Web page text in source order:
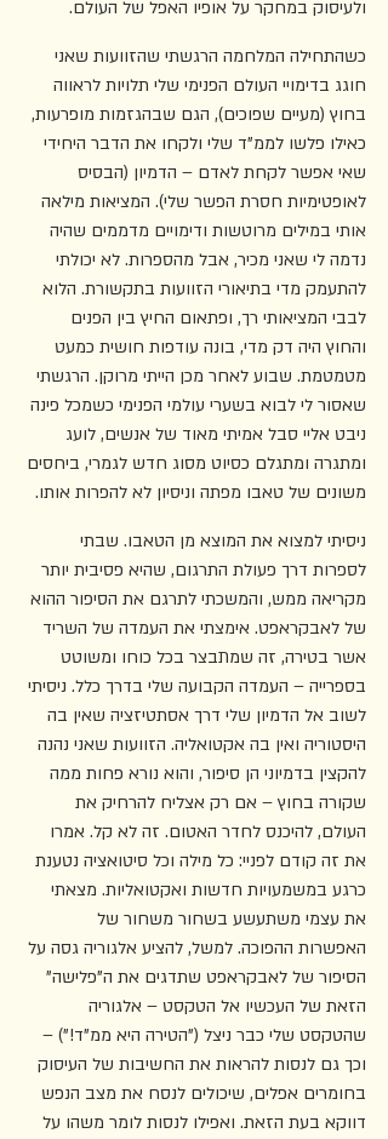
ולעיסוק במחקר על אופיו האפל של העולם.
כשהתחילה המלחמה הרגשתי שהזוועות שאני
חוגג בדימויי העולם הפנימי שלי תלויות לראווה
בחוץ (מעיים שפוכים), הגם שבהגזמות מופרעות,
כאילו פלשו לממ"ד שלי ולקחו את הדבר היחידי
שאי אפשר לקחת לאדם – הדמיון (הבסיס
לאופטימיות חסרת הפשר שלי). המציאות מילאה
אותי במילים מרוטשות ודימויים מדממים שהיה
נדמה לי שאני מכיר, אבל מהספרות. לא יכולתי
להתעמק מדי בתיאורי הזוועות בתקשורת. הלוא
לבבי המציאותי רך, ופתאום החיץ בין הפנים
והחוץ היה דק מדי, בונה עודפות חושית כמעט
מטמטמת. שבוע לאחר מכן הייתי מרוקן. הרגשתי
שאסור לי לבוא בשערי עולמי הפנימי כשמכל פינה
ניבט אליי סבל אמיתי מאוד של אנשים, לועג
ומתגרה ומתגלם כסיוט מסוג חדש לגמרי, ביחסים
משונים של טאבו מפתה וניסיון לא להפרות אותו.
ניסיתי למצוא את המוצא מן הטאבו. שבתי
לספרות דרך פעולת התרגום, שהיא פסיבית יותר
מקריאה ממש, והמשכתי לתרגם את הסיפור ההוא
של לאבקראפט. אימצתי את העמדה של השריד
אשר בטירה, זה שמתבצר בכל כוחו ומשוטט
בספרייה – העמדה הקבועה שלי בדרך כלל. ניסיתי
לשוב אל הדמיון שלי דרך אסתטיזציה שאין בה
היסטוריה ואין בה אקטואליה. הזוועות שאני נהנה
להקצין בדמיוני הן סיפור, והוא נורא פחות ממה
שקורה בחוץ – אם רק אצליח להרחיק את
העולם, להיכנס לחדר האטום. זה לא קל. אמרו
את זה קודם לפניי: כל מילה וכל סיטואציה נטענת
כרגע במשמעויות חדשות ואקטואליות. מצאתי
את עצמי משתעשע בשחור משחור של
האפשרות ההפוכה. למשל, להציע אלגוריה גסה על
הסיפור של לאבקראפט שתדגים את ה"פלישה"
הזאת של העכשיו אל הטקסט – אלגוריה
שהטקסט שלי כבר ניצל ("הטירה היא ממ"ד!") –
וכך גם לנסות להראות את החשיבות של העיסוק
בחומרים אפלים, שיכולים לנסח את מצב הנפש
דווקא בעת הזאת. ואפילו לנסות לומר משהו על